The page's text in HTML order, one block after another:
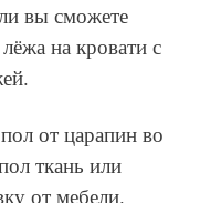
вы сможете
на кровати с
от царапин во
ткань или
от мебели.